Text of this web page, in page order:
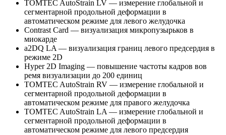
TOMTEC AutoStrain LV — измерение глобальной и
сегментарной продольной деформации в
автоматическом режиме для левого желудочка
Contrast Card — визуализация микропузырьков в
миокарде
a2DQ LA — визуализация границ левого предсердия в
режиме 2D
Hyper 2D Imaging — повышение частоты кадров вов
ремя визуализации до 200 единиц
TOMTEC AutoStrain RV — измерение глобальной и
сегментарной продольной деформации в
автоматическом режиме для правого желудочка
TOMTEC AutoStrain LA — измерение глобальной и
сегментарной продольной деформации в
автоматическом режиме для левого предсердия